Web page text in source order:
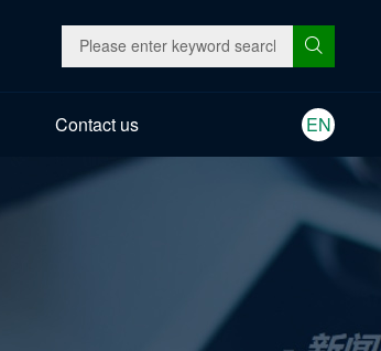
Contact us EN